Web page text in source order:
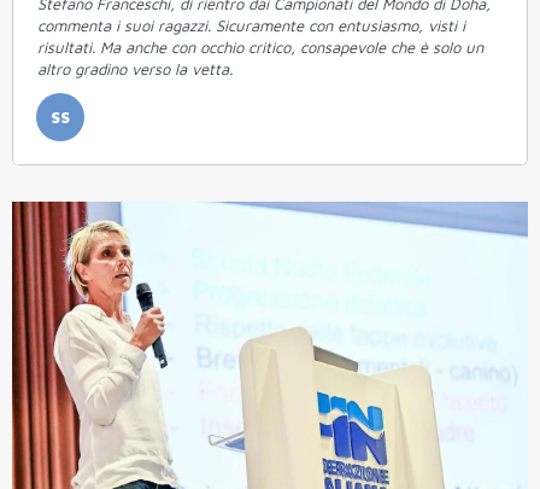
commenta i suoi ragazzi. Sicuramente con entusiasmo, visti i
risultati. Ma anche con occhio critico, consapevole che è solo un
altro gradino verso la vetta.
SS